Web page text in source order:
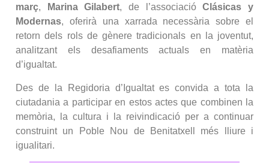
març, Marina Gilabert, de l’associacióClásicas y
Modernas, oferirà una xarrada necessària sobre el
retorn dels rols de gènere tradicionals en la joventut,
analitzant els desafiaments actuals en matèria
d’igualtat.
Des de la Regidoria d’Igualtat es convida a tota la
ciutadania a participar en estos actes que combinen la
memòria, la cultura i la reivindicació per a continuar
construint un Poble Nou de Benitatxell més lliure i
igualitari.